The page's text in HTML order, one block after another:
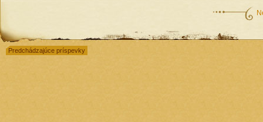
Predchádzajúce príspevky